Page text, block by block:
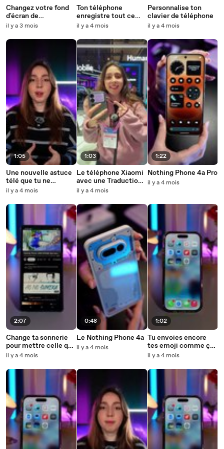
Changez votre fond
d'écran de
verrouillage
Votre téléphone se
il y a 3 mois
1:05
Une nouvelle astuce
télé que tu ne
connais pas !
il y a 4 mois
2:07
Change ta sonnerie
pour mettre celle que
tu veux
il y a 4 mois
Ton téléphone
enregistre tout ce
que tu dis
il y a 4 mois
1:03
Le téléphone Xiaomi
avec une Traduction
sur l'écran arrière
il y a 4 mois
0:48
Le Nothing Phone 4a
il y a 4 mois
Personnalise ton
clavier de téléphone
il y a 4 mois
1:22
Nothing Phone 4a Pro
il y a 4 mois
1:02
Tu envoies encore
tes emoji comme ça
?
il y a 4 mois